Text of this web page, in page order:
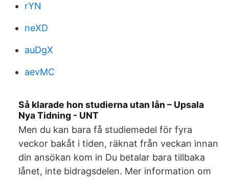
rYN
neXD
auDgX
aevMC
Så klarade hon studierna utan lån – Upsala
Nya Tidning - UNT
Men du kan bara få studiemedel för fyra
veckor bakåt i tiden, räknat från veckan innan
din ansökan kom in Du betalar bara tillbaka
lånet, inte bidragsdelen. Mer information om